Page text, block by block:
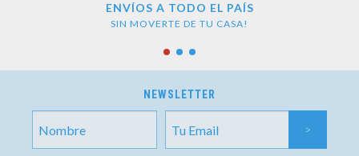
ENVÍOS A TODO EL PAÍS
SIN MOVERTE DE TU CASA!
NEWSLETTER